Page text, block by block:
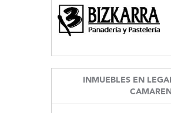
INMUEBLES EN